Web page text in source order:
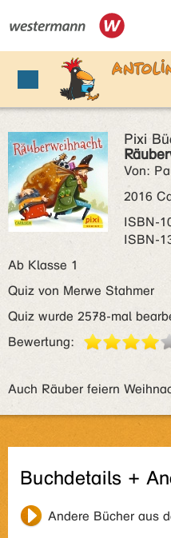
Pixi
Von:
2016
Ab Klasse 1
Quiz von Merwe Stahmer
Quiz wurde 2578-mal
Bewertung:
Auch Räuber feiern
Buchdetails +
Andere Bücher aus